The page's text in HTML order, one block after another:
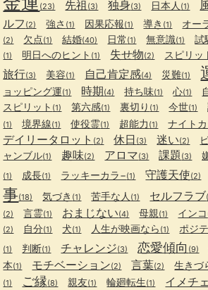
(23) 先祖 (3) 独身(3) 日本人 (1)
ルフ (2) 強さ (1) 因果応報(1) 導き (1) オー
(2) 欠点(1) 結婚(40) 日常 (1) 無意識(1) 試
(1) 明日へのヒント (1) 失せ物(2) スピリッ
旅行(3) 美容(1) 自己肯定感(4) 災難(1)
ョッピング運(1) 時期(4) 持ち味(1) 心(1)
スピリット (1) 第六感(1) 裏切り (1) 今世(1)
(1) 境界線(1) 使役霊(1) 超能力 (1) ナイト
デイリータロット (2) 休日 (3) 迷い(2)
ャンブル(1) 趣味(2) アロマ(3) 課題(3)
(1) 成長(1) ラッキーカラ−(1) 守護天使(2)
事(18) 気づき (1) 苦手な人 (1) セルフラブ
(2) 言霊(1) おまじない(4) 母親(1) インコ
(2) 自分(1) 犬(1) 人生が映画なら (1) ポジ
(1) 判断(1) チャレンジ(3) 恋愛傾向 (9)
本(1) モチベーション(2) 言葉(2) 生きづ
(1) ご縁(8) 親友(1) 輪廻転生(1) イメチ